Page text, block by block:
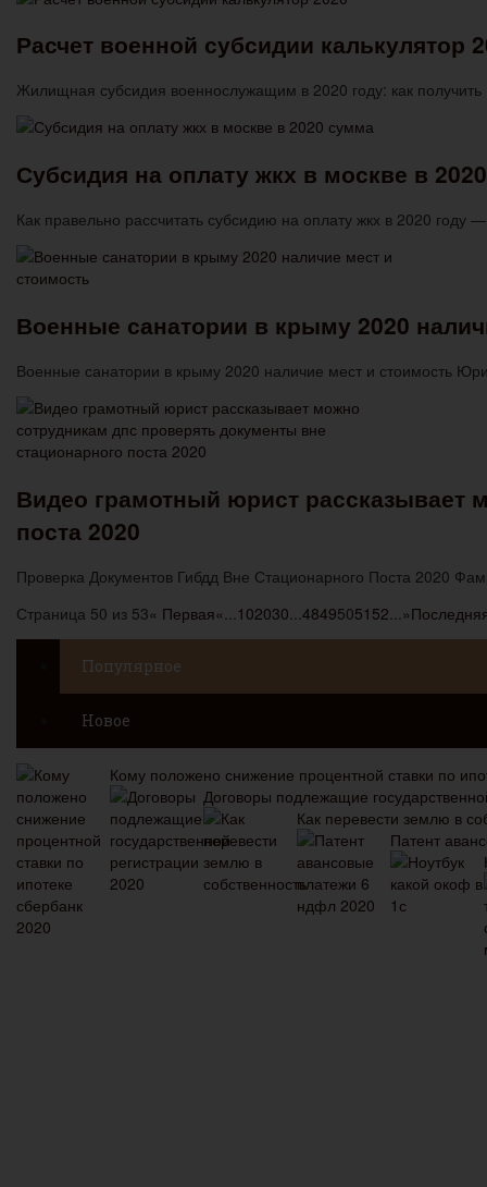
Расчет военной субсидии калькулятор
Жилищная субсидия военнослужащим в 2020 году: как
Субсидия на оплату жкх в москве в
Как правельно рассчитать субсидию на оплату жкх в 2020
Военные санатории в крыму 2020
Военные санатории в крыму 2020 наличие мест и стоимость
Видео грамотный юрист рассказывает
поста 2020
Проверка Документов Гибдд Вне Стационарного Поста 2020
Страница 50 из 53« Первая« 102030 48495051 52 »
Популярное
Новое
Кому положено снижение процентной ставки по
Договоры подлежащие
Как перевести землю в
Патент